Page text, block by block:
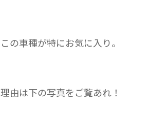
この車種が特にお気に入り。
理由は下の写真をご覧あれ！